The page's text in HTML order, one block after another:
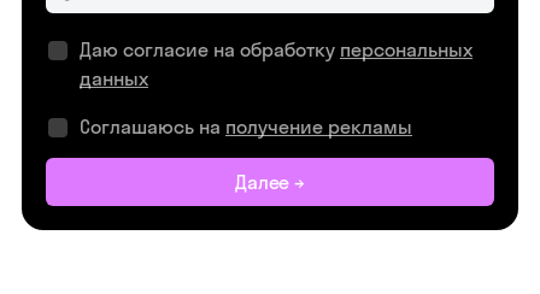
Даю согласие на обработку персональных
данных
Соглашаюсь на получение рекламы
Далее →